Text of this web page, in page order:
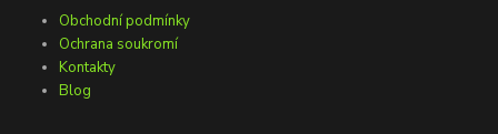
Obchodní podmínky
Ochrana soukromí
Kontakty
Blog